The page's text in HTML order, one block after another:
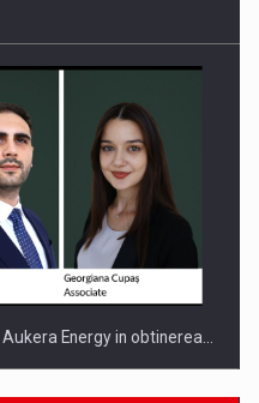
Energy in obtinerea…